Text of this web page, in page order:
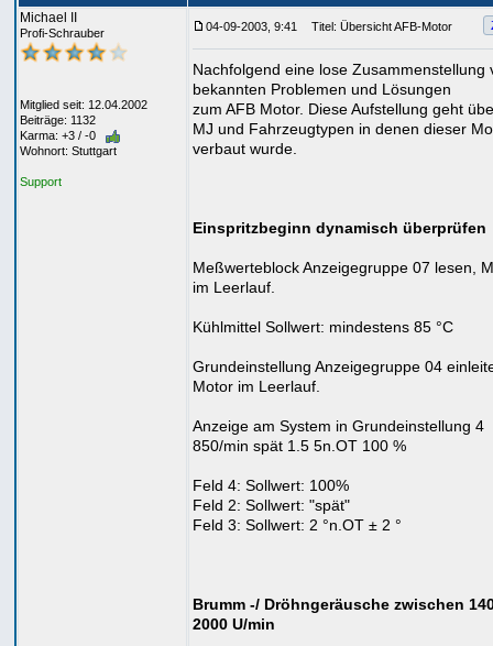
Michael II
Profi-Schrauber
Mitglied seit: 12.04.2002
Beiträge: 1132
Karma: +3 / -0
Wohnort: Stuttgart
Support
04-09-2003, 9:41 Titel: Übersicht AFB-Motor
Nachfolgend eine lose Zusammenstellung
bekannten Problemen und Lösungen
zum AFB Motor. Diese Aufstellung geht
MJ und Fahrzeugtypen in denen dieser
verbaut wurde.
Einspritzbeginn dynamisch überprüfen
Meßwerteblock Anzeigegruppe 07 lesen,
im Leerlauf.
Kühlmittel Sollwert: mindestens 85 °C
Grundeinstellung Anzeigegruppe 04
Motor im Leerlauf.
Anzeige am System in Grundeinstellung 4
850/min spät 1.5 5n.OT 100 %
Feld 4: Sollwert: 100%
Feld 2: Sollwert: "spät"
Feld 3: Sollwert: 2 °n.OT ± 2 °
Brumm -/ Dröhngeräusche zwischen
2000 U/min